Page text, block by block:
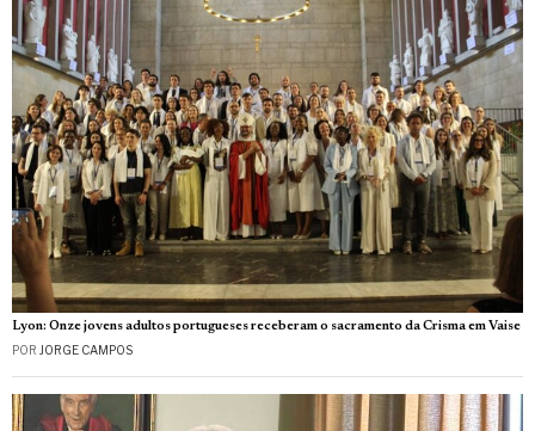
Lyon: Onze jovens adultos portugueses receberam o sacramento da Crisma em Vaise
POR JORGE CAMPOS